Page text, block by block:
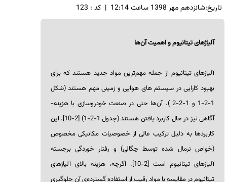
مهر 1398 ساعت 12:14 |کد : 123
آلیاژهای تیتانیوم و اهمیت آن‌ها
آلیاژهای تیتانیوم از جمله مهم‌ترین مواد جدید هستند که برای
بهبود کارایی در سیستم های هوایی و زمینی مهم هستند (شکل
1-2-1 و 1-2-2 ). آن‌ها حتی در صنعت خودروسازی با هزینه-
آگاهی نیز در حال کاربرد یافتن هستند (جدول 1-2-1) [2-10]. این
کاربردها به دلیل ترکیب عالی از خصوصیات مکانیکی مخصوص
(خواص نرمال شده توسط چگالی) و رفتار خوردگی برجسته
آلیاژهای تیتانیوم است [2-10]. اگرچه، هزینه بالای آلیاژهای
تیتانیوم در مقایسه با مواد رقیب از استفاده گسترده‌ی آن جلوگیری